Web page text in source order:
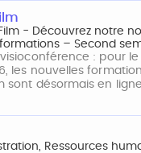
- Découvrez notre
– Second
: pour le
les nouvelles
sont désormais en
Ressources